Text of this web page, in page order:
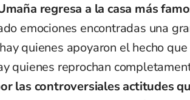
regresa a la casa más
emociones encontradas una
quienes apoyaron el hecho
quienes reprochan
las controversiales actitudes